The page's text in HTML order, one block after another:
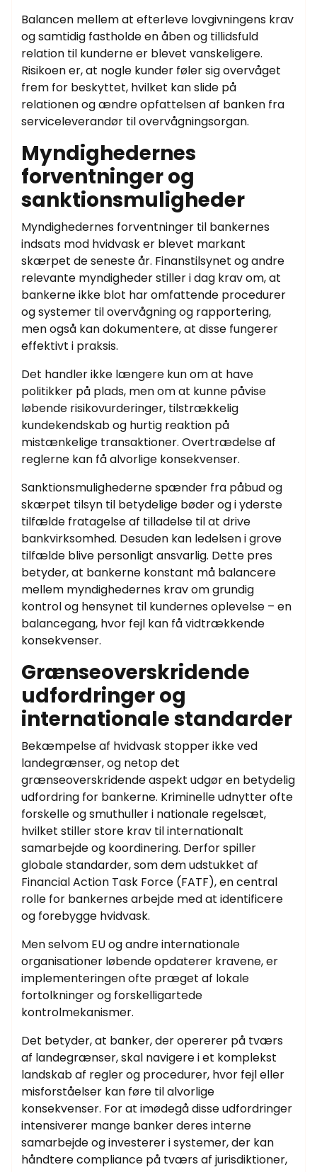
Balancen mellem at efterleve lovgivningens krav
og samtidig fastholde en åben og tillidsfuld
relation til kunderne er blevet vanskeligere.
Risikoen er, at nogle kunder føler sig overvåget
frem for beskyttet, hvilket kan slide på
relationen og ændre opfattelsen af banken fra
serviceleverandør til overvågningsorgan.
Myndighedernes
forventninger og
sanktionsmuligheder
Myndighedernes forventninger til bankernes
indsats mod hvidvask er blevet markant
skærpet de seneste år. Finanstilsynet og andre
relevante myndigheder stiller i dag krav om, at
bankerne ikke blot har omfattende procedurer
og systemer til overvågning og rapportering,
men også kan dokumentere, at disse fungerer
effektivt i praksis.
Det handler ikke længere kun om at have
politikker på plads, men om at kunne påvise
løbende risikovurderinger, tilstrækkelig
kundekendskab og hurtig reaktion på
mistænkelige transaktioner. Overtrædelse af
reglerne kan få alvorlige konsekvenser.
Sanktionsmulighederne spænder fra påbud og
skærpet tilsyn til betydelige bøder og i yderste
tilfælde fratagelse af tilladelse til at drive
bankvirksomhed. Desuden kan ledelsen i grove
tilfælde blive personligt ansvarlig. Dette pres
betyder, at bankerne konstant må balancere
mellem myndighedernes krav om grundig
kontrol og hensynet til kundernes oplevelse – en
balancegang, hvor fejl kan få vidtrækkende
konsekvenser.
Grænseoverskridende
udfordringer og
internationale standarder
Bekæmpelse af hvidvask stopper ikke ved
landegrænser, og netop det
grænseoverskridende aspekt udgør en betydelig
udfordring for bankerne. Kriminelle udnytter ofte
forskelle og smuthuller i nationale regelsæt,
hvilket stiller store krav til internationalt
samarbejde og koordinering. Derfor spiller
globale standarder, som dem udstukket af
Financial Action Task Force (FATF), en central
rolle for bankernes arbejde med at identificere
og forebygge hvidvask.
Men selvom EU og andre internationale
organisationer løbende opdaterer kravene, er
implementeringen ofte præget af lokale
fortolkninger og forskelligartede
kontrolmekanismer.
Det betyder, at banker, der opererer på tværs
af landegrænser, skal navigere i et komplekst
landskab af regler og procedurer, hvor fejl eller
misforståelser kan føre til alvorlige
konsekvenser. For at imødegå disse udfordringer
intensiverer mange banker deres interne
samarbejde og investerer i systemer, der kan
håndtere compliance på tværs af jurisdiktioner,